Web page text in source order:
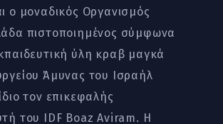
ο μοναδικός Οργανισμός
πιστοποιημένος σύμφωνα
ύλη κραβ μαγκά
Άμυνας του Ισραήλ
τον επικεφαλής
του IDF Boaz Aviram. Η